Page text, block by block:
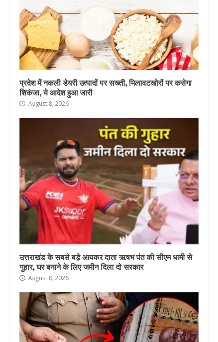
प्रदेश में नकली डेयरी उत्पादों पर सख्ती, मिलावटखोरों पर कसेगा
शिकंजा, ये आदेश हुआ जारी
August 8, 2026
उत्तराखंड के सबसे बड़े आयकर दाता ऋषभ पंत की सीएम धामी से
गुहार, घर बनाने के लिए जमीन दिला दो सरकार
August 8, 2026